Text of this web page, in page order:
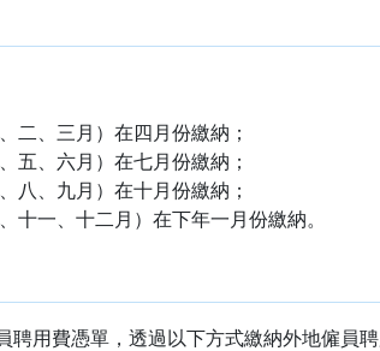
二、三月）在四月份繳納；
五、六月）在七月份繳納；
八、九月）在十月份繳納；
十一、十二月）在下年一月份繳納。
聘用費憑單，透過以下方式繳納外地僱員聘